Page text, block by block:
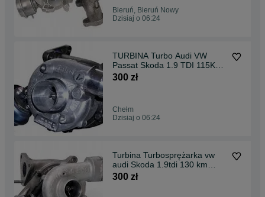
Bieruń, Bieruń Nowy
Dzisiaj o 06:24
TURBINA Turbo Audi VW
Passat Skoda 1.9 TDI 115KM
AJM ATJ AHH AFN
300 zł
Chełm
Dzisiaj o 06:24
Turbina Turbosprężarka vw
audi Skoda 1.9tdi 130 km
AWX AFV BGW 130km
300 zł